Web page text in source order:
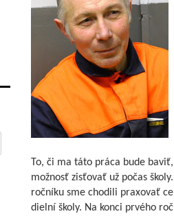
To, či ma táto práca bude
možnosť zisťovať už počas
ročníku sme chodili praxovať
dielní školy. Na konci prvého